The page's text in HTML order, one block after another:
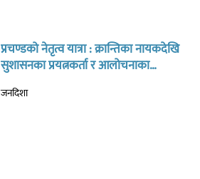
प्रचण्डको नेतृत्व यात्रा : क्रान्तिका नायकदेखि
सुशासनका प्रयत्नकर्ता र आलोचनाका
जनदिशा